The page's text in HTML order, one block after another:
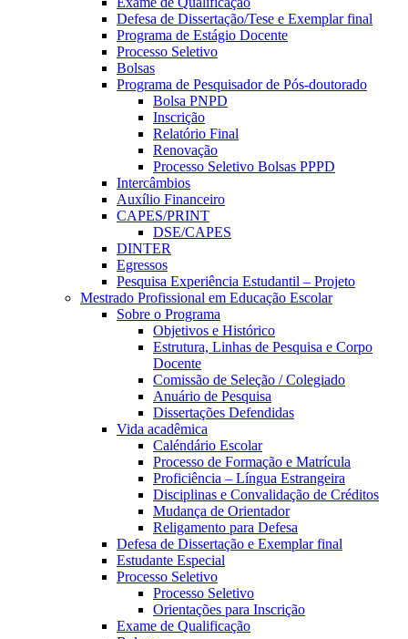
Defesa de Dissertação/Tese e Exemplar final
Programa de Estágio Docente
Processo Seletivo
Bolsas
Programa de Pesquisador de Pós-doutorado
Bolsa PNPD
Inscrição
Relatório Final
Renovação
Processo Seletivo Bolsas PPPD
Intercâmbios
Auxílio Financeiro
CAPES/PRINT
DSE/CAPES
DINTER
Egressos
Pesquisa Experiência Estudantil – Projeto
Mestrado Profissional em Educação Escolar
Sobre o Programa
Objetivos e Histórico
Estrutura, Linhas de Pesquisa e Corpo
Docente
Comissão de Seleção / Colegiado
Anuário de Pesquisa
Dissertações Defendidas
Vida acadêmica
Caléndário Escolar
Processo de Formação e Matrícula
Proficiência – Língua Estrangeira
Disciplinas e Convalidação de Créditos
Mudança de Orientador
Religamento para Defesa
Defesa de Dissertação e Exemplar final
Estudante Especial
Processo Seletivo
Processo Seletivo
Orientações para Inscrição
Exame de Qualificação